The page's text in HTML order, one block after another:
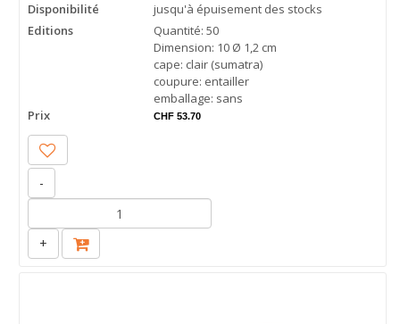
Disponibilité
jusqu'à épuisement des stocks
Editions
Quantité: 50
Dimension: 10 Ø 1,2 cm
cape: clair (sumatra)
coupure: entailler
emballage: sans
Prix
CHF 53.70
-
+